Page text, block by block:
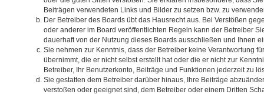
Beiträgen verwendeten Links und Bilder zu setzen bzw. zu
Der Betreiber des Boards übt das Hausrecht aus. Bei Verstößen
oder anderer im Board veröffentlichten Regeln kann der Betreiber
dauerhaft von der Nutzung dieses Boards ausschließen und Ihnen
Sie nehmen zur Kenntnis, dass der Betreiber keine Verantwortung
übernimmt, die er nicht selbst erstellt hat oder die er nicht zur
Betreiber, Ihr Benutzerkonto, Beiträge und Funktionen jederzeit zu
Sie gestatten dem Betreiber darüber hinaus, Ihre Beiträge
verstoßen oder geeignet sind, dem Betreiber oder einem Dritten